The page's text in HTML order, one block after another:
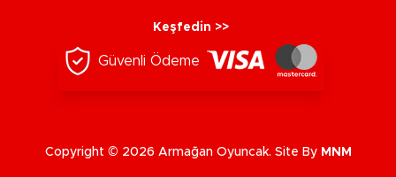
Keşfedin >>
Güvenli Ödeme
Copyright © 2026 Armağan Oyuncak. Site By MNM